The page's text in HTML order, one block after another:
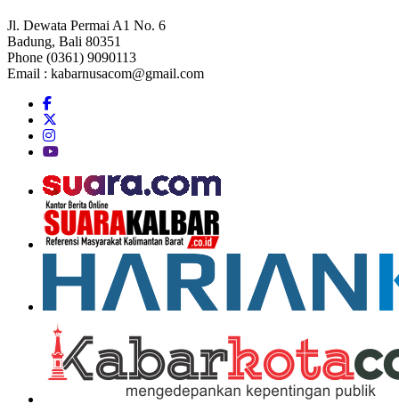
Jl. Dewata Permai A1 No. 6
Badung, Bali 80351
Phone (0361) 9090113
Email : kabarnusacom@gmail.com